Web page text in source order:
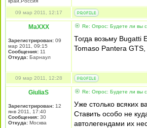
09 мар 2011, 12:17
MaXXX
Зарегистрирован: 09
мар 2011, 09:15
Сообщения: 11
Откуда: Барнаул
Re: Опрос: Будете ли вы
Тогда возьму Bugatti
Tomaso Pantera
09 мар 2011, 12:28
GiuliaS
Зарегистрирован: 12
янв 2011, 17:40
Сообщения: 30
Откуда: Москва
Re: Опрос: Будете ли вы
Уже столько всяких
Ставить особо не
автолегендами их